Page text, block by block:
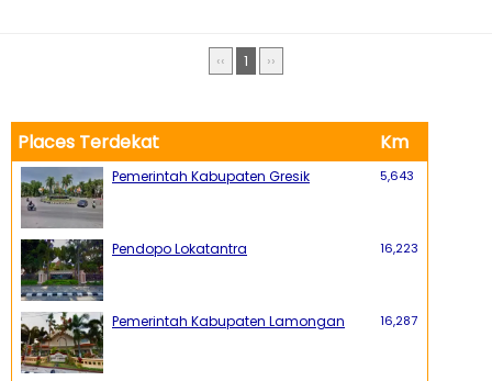
‹‹ 1 ››
Places Terdekat Km
Pemerintah Kabupaten Gresik 5,643
Pendopo Lokatantra 16,223
Pemerintah Kabupaten Lamongan 16,287